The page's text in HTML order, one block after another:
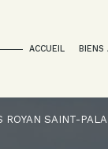
ACCUEIL BIENS
ROYAN SAINT-